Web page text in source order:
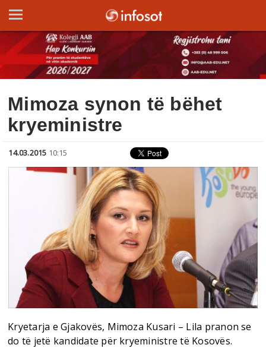
Mimoza synon të bëhet
kryeministre
14.03.2015 10:15
Kryetarja e Gjakovës, Mimoza Kusari – Lila pranon se
do të jetë kandidate për kryeministre të Kosovës.